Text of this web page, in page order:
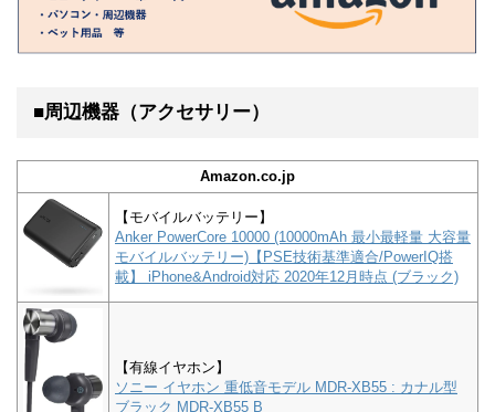
■周辺機器（アクセサリー）
Amazon.co.jp
【モバイルバッテリー】
Anker PowerCore 10000 (10000mAh 最小最軽量 大容量
モバイルバッテリー)【PSE技術基準適合/PowerIQ搭
載】 iPhone&Android対応 2020年12月時点 (ブラック)
【有線イヤホン】
ソニー イヤホン 重低音モデル MDR-XB55 : カナル型
ブラック MDR-XB55 B